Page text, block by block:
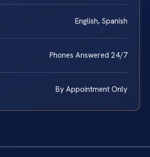
English, Spanish
Phones Answered 24/7
By Appointment Only